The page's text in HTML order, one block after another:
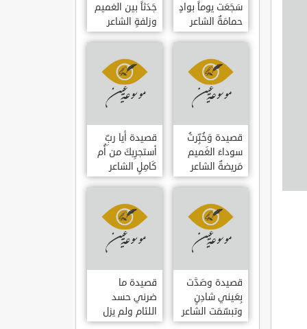
سَجَعَت يوماً بوادٍ
حمامَةٌ الشاعر
العوام بن عقبة
جَدَثاً بين الغميم
وزلفةٍ الشاعر
العوام بن عقبة
قصيدة وَخُبِّرتُ
سوداءَ الغَميم
مَريضةٌ الشاعر
العوام بن عقبة
قصيدة أيا ربِّ
أستجرِيكَ من أُم
كَامِلٍ الشاعر
العوام بن عقبة
قصيدة وصَدَّت
بِعَيني شادِنٍ
وتبسّمَت الشاعر
العوام بن عقبة
قصيدة ما
ضرني حسد
اللئام ولم يزل
الشاعر عمارة بن